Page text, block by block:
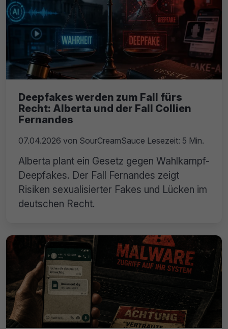
Deepfakes werden zum Fall fürs
Recht: Alberta und der Fall Collien
Fernandes
07.04.2026 von SourCreamSauce Lesezeit: 5 Min.
Alberta plant ein Gesetz gegen Wahlkampf-
Deepfakes. Der Fall Fernandes zeigt
Risiken sexualisierter Fakes und Lücken im
deutschen Recht.